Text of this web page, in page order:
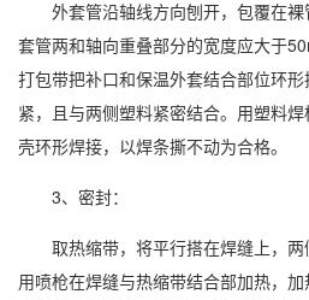
外套管沿轴线方向刨开，包覆在裸
套管两和轴向重叠部分的宽度应大于
打包带把补口和保温外套结合部位环
紧，且与两侧塑料紧密结合。用塑料
壳环形焊接，以焊条撕不动为合格。
3、密封：
取热缩带，将平行搭在焊缝上，两
用喷枪在焊缝与热缩带结合部加热，